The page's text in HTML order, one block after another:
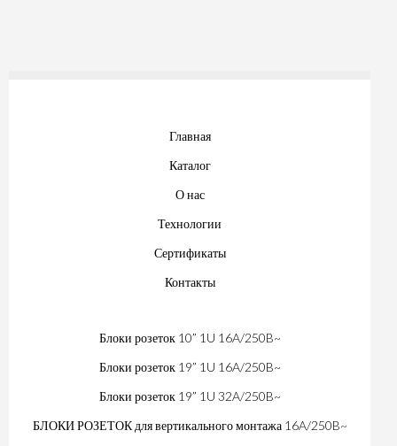
Главная
Каталог
О нас
Технологии
Сертификаты
Контакты
Блоки розеток 10” 1U 16A/250B~
Блоки розеток 19” 1U 16A/250B~
Блоки розеток 19” 1U 32A/250B~
БЛОКИ РОЗЕТОК для вертикального монтажа 16A/250B~